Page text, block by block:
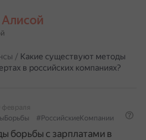
Алисой
/ Какие существуют методы
в российских компаниях?
февраля
#РоссийскиеКомпании
борьбы с зарплатами в